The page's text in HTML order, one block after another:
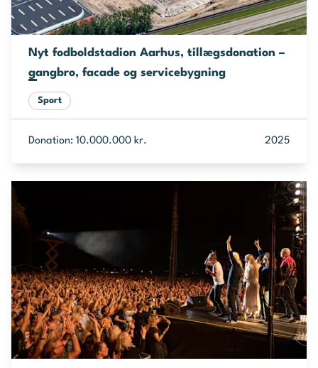
Nyt fodboldstadion Aarhus, tillægsdonation –
gangbro, facade og servicebygning
Sport
Donation: 10.000.000 kr. 2025